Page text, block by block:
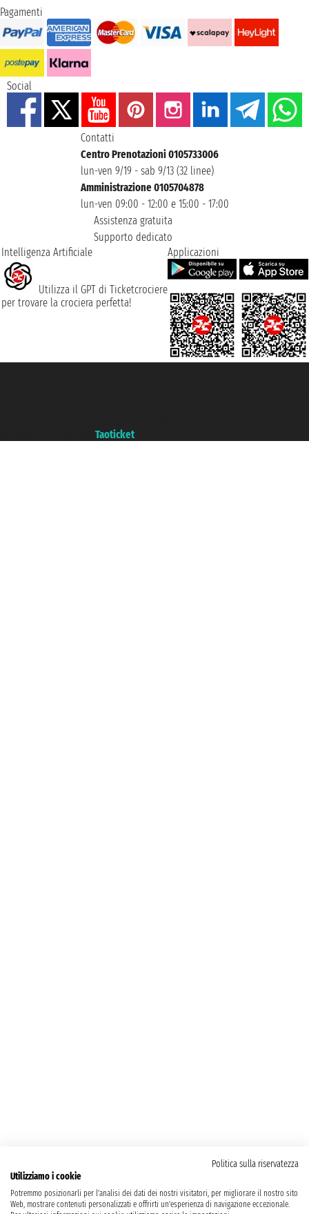
Pagamenti
Social
Contatti
Centro Prenotazioni 0105733006
lun-ven 9/19 - sab 9/13 (32 linee)
Amministrazione 0105704878
lun-ven 09:00 - 12:00 e 15:00 - 17:00
Assistenza gratuita
Supporto dedicato
Intelligenza Artificiale
Utilizza il GPT di Ticketcrociere
per trovare la crociera perfetta!
Applicazioni
Taoticket
Politica sulla riservatezza
Utilizziamo i cookie
Potremmo posizionarli per l'analisi dei dati dei nostri visitatori, per migliorare il nostro sito
Web, mostrare contenuti personalizzati e offrirti un'esperienza di navigazione eccezionale.